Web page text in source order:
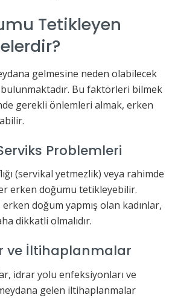
Tetikleyen
gelmesine neden olabilecek
Bu faktörleri bilmek
gerekli önlemleri almak, erken
Problemleri
(servikal yetmezlik) veya rahimde
erken doğumu tetikleyebilir.
doğum yapmış olan kadınlar,
dikkatli olmalıdır.
ve İltihaplanmalar
idrar yolu enfeksiyonları ve
gelen iltihaplanmalar